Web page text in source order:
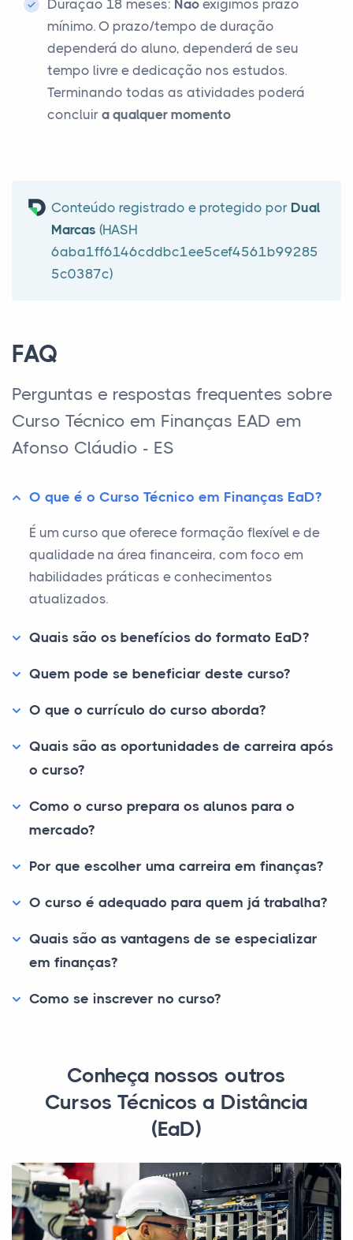
Duração 18 meses: Não exigimos prazo
mínimo. O prazo/tempo de duração
dependerá do aluno, dependerá de seu
tempo livre e dedicação nos estudos.
Terminando todas as atividades poderá
concluir a qualquer momento
Conteúdo registrado e protegido por Dual
Marcas (HASH
6aba1ff6146cddbc1ee5cef4561b99285
5c0387c)
FAQ
Perguntas e respostas frequentes sobre
Curso Técnico em Finanças EAD em
Afonso Cláudio - ES
O que é o Curso Técnico em Finanças EaD?
É um curso que oferece formação flexível e de
qualidade na área financeira, com foco em
habilidades práticas e conhecimentos
atualizados.
Quais são os benefícios do formato EaD?
Quem pode se beneficiar deste curso?
O que o currículo do curso aborda?
Quais são as oportunidades de carreira após
o curso?
Como o curso prepara os alunos para o
mercado?
Por que escolher uma carreira em finanças?
O curso é adequado para quem já trabalha?
Quais são as vantagens de se especializar
em finanças?
Como se inscrever no curso?
Conheça nossos outros
Cursos Técnicos a Distância
(EaD)